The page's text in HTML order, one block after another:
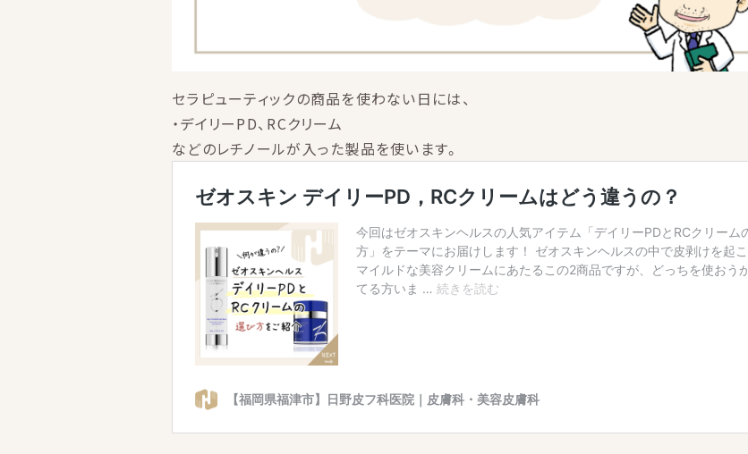
セラピューティックの商品を使わない日には、
・デイリーPD、RCクリーム
などのレチノールが入った製品を使います。